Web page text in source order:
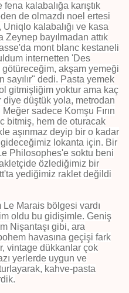
kalabalığa karıştık
de olmazdı noel ertesi
Uniqlo kalabalığı ve kasa
Zeynep bayılmadan attık
mont blanc kestaneli
internetten 'Des
akşam yemeği
sayılır" dedi. Pasta yemek
gitmişliğim yoktur ama kaç
diye düştük yola, metrodan
sadece Komşu Fırın
bitmiş, hem de oturacak
aşınmaz deyip bir o kadar
lokanta için. Bir
Philosophes'e soktu beni
özlediğimiz bir
yediğimiz raklet değildi
Marais bölgesi vardı
oldu bu gidişimle. Geniş
Nişantaşı gibi, ara
havasına geçişi fark
vintage dükkanlar çok
yerlerde uygun ve
kahve-pasta